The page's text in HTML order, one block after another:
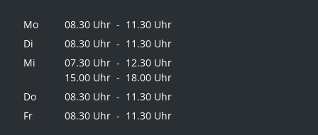
Mo
08.30 Uhr - 11.30 Uhr
Di
08.30 Uhr - 11.30 Uhr
Mi
07.30 Uhr - 12.30 Uhr
15.00 Uhr - 18.00 Uhr
Do
08.30 Uhr - 11.30 Uhr
Fr
08.30 Uhr - 11.30 Uhr